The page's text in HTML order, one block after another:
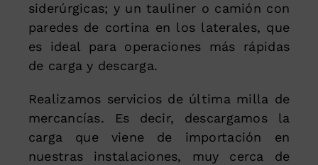
siderúrgicas; y un tauliner o camión con
paredes de cortina en los laterales, que
es ideal para operaciones más rápidas
de carga y descarga.
Realizamos servicios de última milla de
mercancías. Es decir, descargamos la
carga que viene de importación en
nuestras instalaciones, muy cerca de